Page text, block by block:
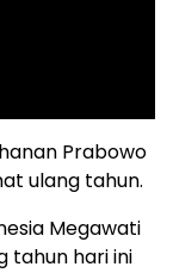
Prabowo
ulang tahun.
Megawati
tahun hari ini